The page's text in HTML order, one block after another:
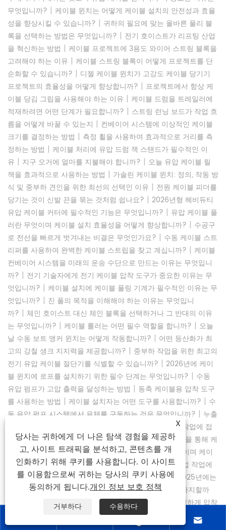
무엇입니까? | 케이블 윈치는 어떻게 케이블 설치의 안전성과 효율
성을 향상시킬 수 있습니까? | 귀하의 필요에 맞는 올바른 풀리 블
록을 선택하는 방법은 무엇입니까? | 전기 호이스트가 리프팅 산업
을 혁신하는 방법 | 케이블 프로젝트에 3용도 와이어 스트링 블록을
고려해야 하는 이유 | 케이블 스트링 블록이 어떻게 프로젝트를 단
순화할 수 있습니까? | 디젤 케이블 윈치가 고강도 케이블 당기기
프로젝트의 효율성을 어떻게 향상합니까? | 프로젝트에서 항상 케
이블 당김 그립을 사용해야 하는 이유 | 케이블 드럼을 트레일러에
적재하려면 어떤 단계가 필요합니까? | 스트링 런닝 보드가 작업 흐
름을 어떻게 바꿀 수 있는지 | 컨베이어 시스템에 이상적인 케이블
크기를 결정하는 방법 | 측정 휠을 사용하여 효과적으로 거리를 측
정하는 방법 | 케이블 처리에 유압 드럼 잭 스탠드가 필수적인 이
유 | 지구 오거에 얼마를 지불해야 합니까? | 오늘 유압 케이블 릴
잭을 효과적으로 사용하는 방법 | 가솔린 케이블 윈치: 정의, 작동 방
식 및 중부하 견인을 위한 최선의 선택인 이유 | 전원 케이블 피더를
당기는 것이 신발 끈을 묶는 것처럼 쉽나요? | 2026년형 헤비듀티
유압 케이블 커터에 필수적인 기능은 무엇입니까? | 유압 케이블 풀
러란 무엇이며 케이블 설치 효율성을 어떻게 향상합니까? | 수공구
로 전선을 빠르게 벗겨내는 비결은 무엇인가요? | 수동 케이블 스트
리퍼를 사용하여 완벽한 케이블 스트립을 찾고 계십니까? | 케이블
컨베이어 시스템을 미래의 운송 수단으로 만드는 이유는 무엇입니
까? | 전기 기술자에게 전기 케이블 압착 도구가 중요한 이유는 무
엇입니까? | 케이블 설치에 케이블 풀링 기계가 필수적인 이유는 무
엇입니까? | 진 폴의 목적을 이해해야 하는 이유는 무엇입니
까? | 체인 호이스트 대신 체인 블록을 선택하거나 그 반대의 이유
는 무엇입니까? | 케이블 롤러는 어떤 필수 역할을 합니까? | 오늘
날 수동 보트 앵커 윈치는 어떻게 작동합니까? | 어떤 등산화가 최
고의 강철 생크 지지력을 제공합니까? | 중부하 작업을 위한 최고의
전기 유압 케이블 절단기를 식별할 수 있습니까? | 2026년에 케이
블 윈치에 로프를 설치하기 위한 필수 단계는 무엇입니까? | 수동
유압 펌프가 고압 출력을 달성하는 방법 | 동축 케이블용 압착 도구
를 사용하는 방법​ | 케이블 설치자는 어떤 도구를 사용합니까? | 수
동 유압 펌프 시스템에서 유체를 구동하는 것은 무엇입니까? | 누출
귀하의 작업에 접
이식 사다리가 얼마나 스마트합니까? |스마트 롤링 방식을 통해 케
이블 수명을 연장하는 방법 |유압 케이블 텐셔너란 무엇이며 케이
블 설치 효율성을 어떻게 향상합니까?|현대 농장 및 임업 작업에
트랙터 케이블 윈치가 필수적인 이유는 무엇입니까?|
2025년에는
어느 케이블 윈치가 전기식 윈치와 수동 윈치 중 최고를 차지할까
내구성을 위해 유압 도구를 사용하여 케이블을 적절하게 압착
2025년에 토크 렌치를 안전하고 효과적으로 사용하는

X
당사는 귀하에게 더 나은 탐색 경험을 제공하
고, 사이트 트래픽을 분석하고, 콘텐츠를 개
인화하기 위해 쿠키를 사용합니다. 이 사이트
를 이용함으로써 귀하는 당사의 쿠키 사용에
동의하게 됩니다.개인 정보 보호 정책
거부하다 수용하다